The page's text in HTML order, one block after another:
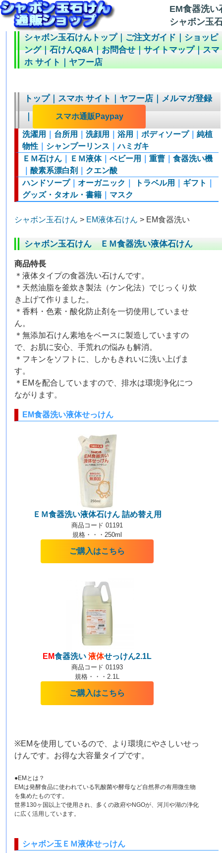
EM食器洗い
シャボン玉
シャボン玉石けんトップ｜ご注文ガイド｜ショッピ
ング｜石けんQ&A｜お問合せ｜サイトマップ｜スマ
ホ サイト｜ヤフー店
トップ｜スマホ サイト｜ヤフー店｜メルマガ登録
｜
スマホ通販Paypay
洗濯用 台所用 ｜洗顔用 ｜浴用 ｜ボディソープ｜純植
物性
シャンプーリンス ｜ハミガキ
ＥＭ石けん
ＥＭ液体｜ベビー用 ｜重曹 ｜食器洗い機
｜酸素系漂白剤
クエン酸
ハンドソープ｜オーガニック トラベル用 ギフト
グッズ・タオル・書籍
マスク
シャボン玉石けん > EM液体石けん > EM食器洗い
シャボン玉石けん ＥＭ食器洗い液体石けん
商品特長
＊液体タイプの食器洗い石けんです。
＊天然油脂を釜炊き製法（ケン化法）でじっくり炊
き上げて作りました。
＊香料・色素・酸化防止剤を一切使用していませ
ん。
＊無添加石けん素地をベースに製造していますの
で、お肌に安心、手荒れの悩みも解消。
＊フキンをソフトに、しかもきれいに洗い上げま
す。
＊EMを配合していますので、排水は環境浄化につ
ながります。
EM食器洗い液体せっけん
ＥＭ食器洗い液体石けん 詰め替え用
商品コード 01191
規格・・・250ml
ご購入はこちら
EM食器洗い 液体せっけん2.1L
商品コード 01193
規格・・・2.1L
ご購入はこちら
※EMを使用しているので、より環境にやさしいせっ
けんです。お得な大容量タイプです。
●EMとは？
EMは発酵食品に使われている乳酸菌や酵母など自然界の有用微生物
を集めたものです。
世界130ヶ国以上で使用され、多くの政府やNGOが、河川や湖の浄化
に広く活用しています。
シャボン玉ＥＭ液体せっけん